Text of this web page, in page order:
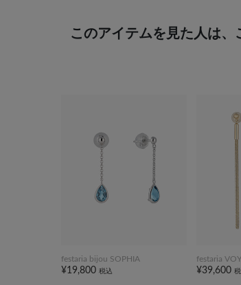
このアイテムを見た人は、
festaria bijou SOPHIA
¥19,800 税込
festaria
¥39,600